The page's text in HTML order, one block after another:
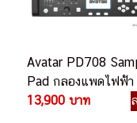
Avatar PD708
Pad กลองแพดไฟฟ้า
13,900 บาท